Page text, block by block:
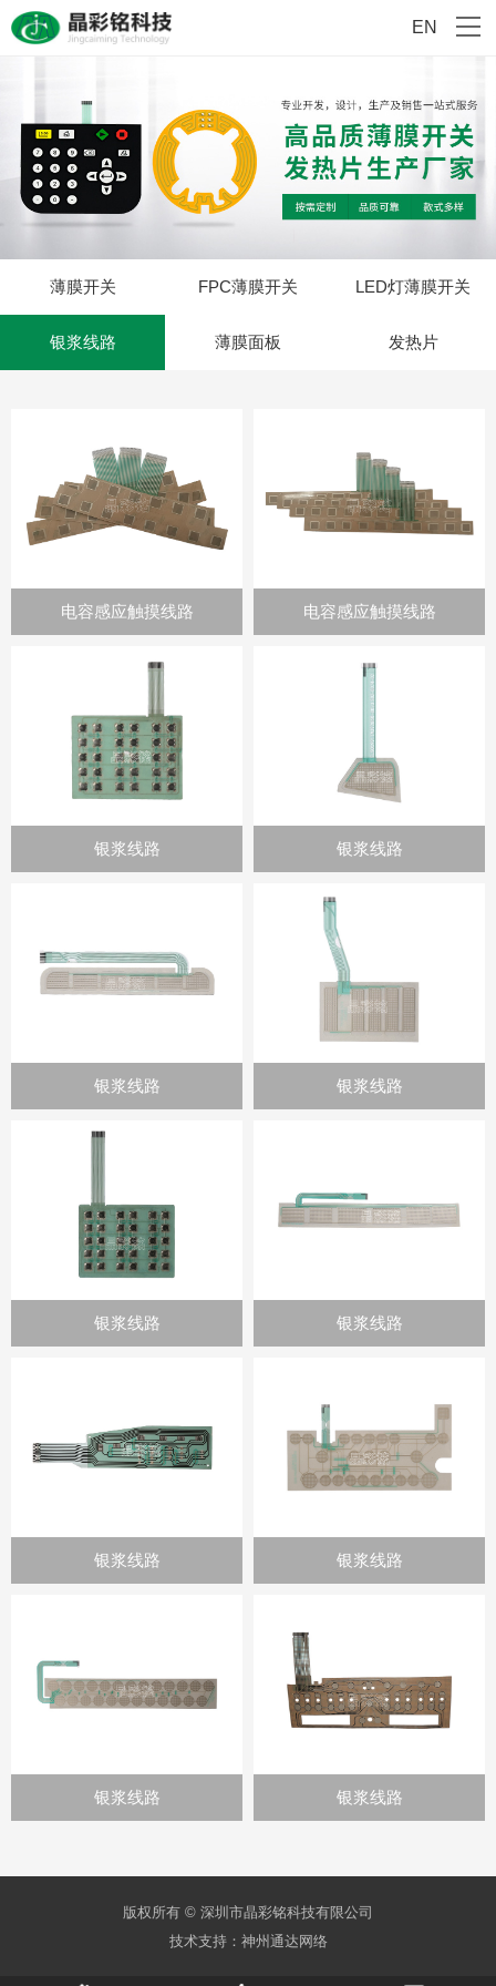
EN
薄膜开关 FPC薄膜开关 LED灯薄膜开关
银浆线路 薄膜面板 发热片
电容感应触摸线路 电容感应触摸线路
银浆线路 银浆线路
银浆线路 银浆线路
银浆线路 银浆线路
银浆线路 银浆线路
银浆线路 银浆线路
版权所有 © 深圳市晶彩铭科技有限公司
技术支持： 神州通达网络